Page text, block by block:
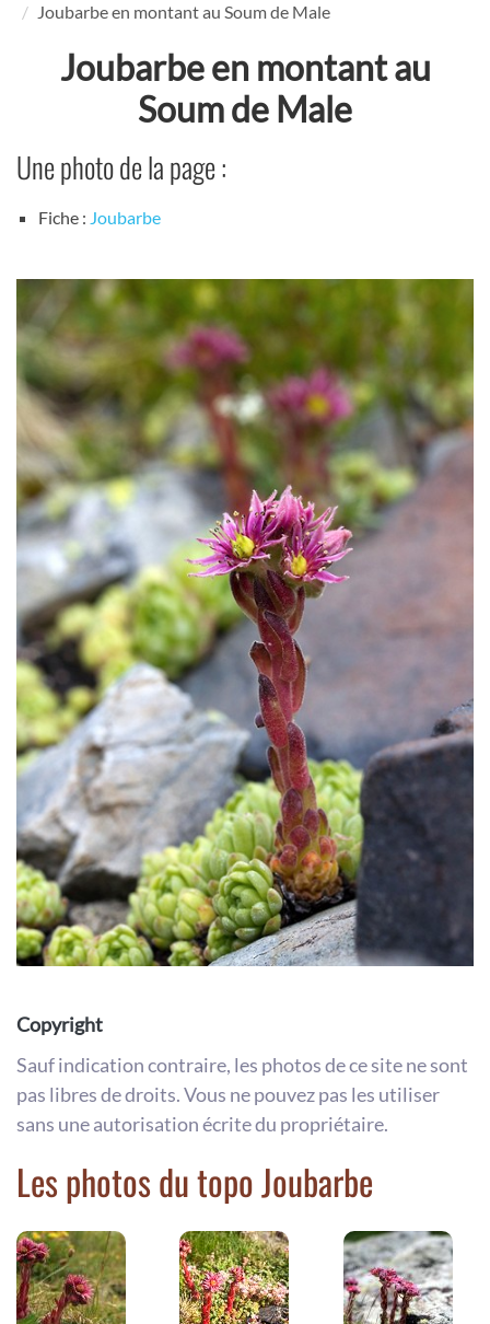
Joubarbe en montant au Soum de Male
Joubarbe en montant au
Soum de Male
Une photo de la page :
Fiche : Joubarbe
Copyright
Sauf indication contraire, les photos de ce site ne sont
pas libres de droits. Vous ne pouvez pas les utiliser
sans une autorisation écrite du propriétaire.
Les photos du topo Joubarbe